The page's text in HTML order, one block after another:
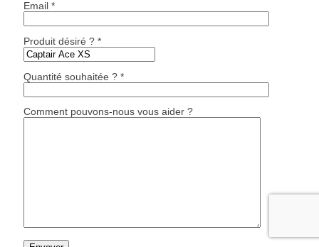
Email *
Produit désiré ? *
Quantité souhaitée ? *
Comment pouvons-nous vous aider ?